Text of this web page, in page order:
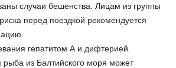
случаи бешенства. Лицам из группы
перед поездкой рекомендуется
гепатитом А и дифтерией.
рыба из Балтийского моря может